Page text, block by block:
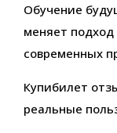
Обучение
меняет
современных
Купибилет
реальные